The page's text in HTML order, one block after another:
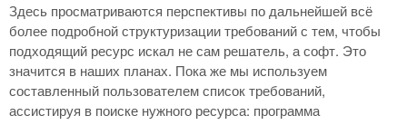
Здесь просматриваются перспективы по дальнейшей всё
более подробной структуризации требований с тем, чтобы
подходящий ресурс искал не сам решатель, а софт. Это
значится в наших планах. Пока же мы используем
составленный пользователем список требований,
ассистируя в поиске нужного ресурса: программа